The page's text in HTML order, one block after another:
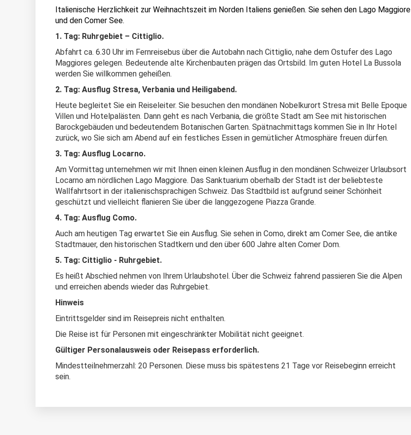
Italienische Herzlichkeit zur Weihnachtszeit im Norden Italiens genießen. Sie sehen den Lago Maggiore
und den Comer See.
1. Tag: Ruhrgebiet – Cittiglio.
Abfahrt ca. 6.30 Uhr im Fernreisebus über die Autobahn nach Cittiglio, nahe dem Ostufer des Lago
Maggiores gelegen. Bedeutende alte Kirchenbauten prägen das Ortsbild. Im guten Hotel La Bussola
werden Sie willkommen geheißen.
2. Tag: Ausflug Stresa, Verbania und Heiligabend.
Heute begleitet Sie ein Reiseleiter. Sie besuchen den mondänen Nobelkurort Stresa mit Belle Epoque
Villen und Hotelpalästen. Dann geht es nach Verbania, die größte Stadt am See mit historischen
Barockgebäuden und bedeutendem Botanischen Garten. Spätnachmittags kommen Sie in Ihr Hotel
zurück, wo Sie sich am Abend auf ein festliches Essen in gemütlicher Atmosphäre freuen dürfen.
3. Tag: Ausflug Locarno.
Am Vormittag unternehmen wir mit Ihnen einen kleinen Ausflug in den mondänen Schweizer Urlaubsort
Locarno am nördlichen Lago Maggiore. Das Sanktuarium oberhalb der Stadt ist der beliebteste
Wallfahrtsort in der italienischsprachigen Schweiz. Das Stadtbild ist aufgrund seiner Schönheit
geschützt und vielleicht flanieren Sie über die langgezogene Piazza Grande.
4. Tag: Ausflug Como.
Auch am heutigen Tag erwartet Sie ein Ausflug. Sie sehen in Como, direkt am Comer See, die antike
Stadtmauer, den historischen Stadtkern und den über 600 Jahre alten Comer Dom.
5. Tag: Cittiglio - Ruhrgebiet.
Es heißt Abschied nehmen von Ihrem Urlaubshotel. Über die Schweiz fahrend passieren Sie die Alpen
und erreichen abends wieder das Ruhrgebiet.
Hinweis
Eintrittsgelder sind im Reisepreis nicht enthalten.
Die Reise ist für Personen mit eingeschränkter Mobilität nicht geeignet.
Gültiger Personalausweis oder Reisepass erforderlich.
Mindestteilnehmerzahl: 20 Personen. Diese muss bis spätestens 21 Tage vor Reisebeginn erreicht
sein.